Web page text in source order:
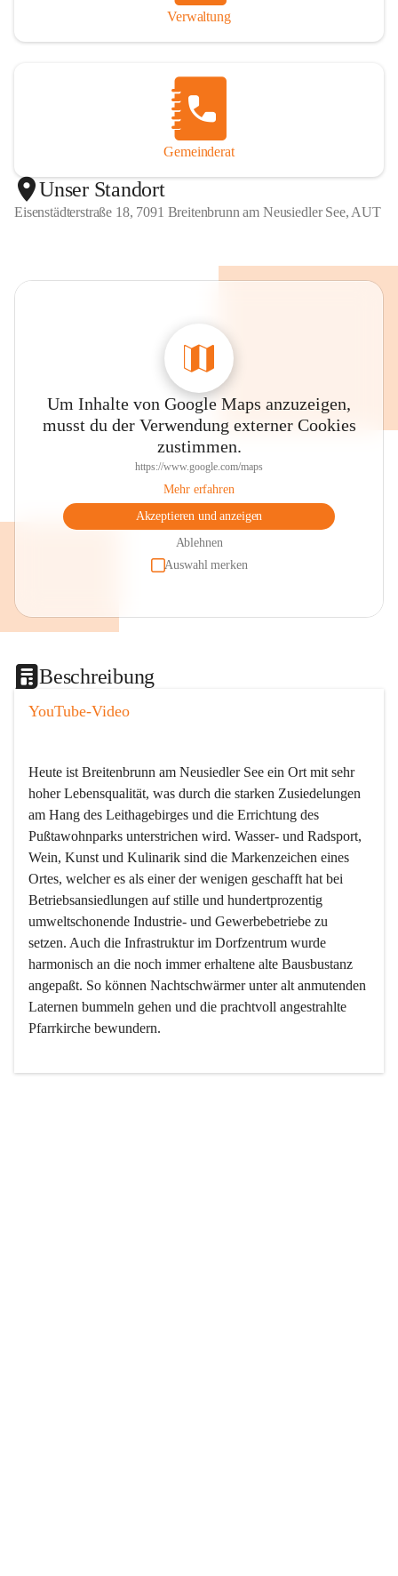
Verwaltung
Gemeinderat
Unser Standort
Eisenstädterstraße 18, 7091 Breitenbrunn am Neusiedler See, AUT
Um Inhalte von Google Maps anzuzeigen,
musst du der Verwendung externer Cookies
zustimmen.
https://www.google.com/maps
Mehr erfahren
Akzeptieren und anzeigen
Ablehnen
Auswahl merken
Beschreibung
YouTube-Video
Heute ist Breitenbrunn am Neusiedler See ein Ort mit sehr
hoher Lebensqualität, was durch die starken Zusiedelungen
am Hang des Leithagebirges und die Errichtung des
Pußtawohnparks unterstrichen wird. Wasser- und Radsport,
Wein, Kunst und Kulinarik sind die Markenzeichen eines
Ortes, welcher es als einer der wenigen geschafft hat bei
Betriebsansiedlungen auf stille und hundertprozentig
umweltschonende Industrie- und Gewerbebetriebe zu
setzen. Auch die Infrastruktur im Dorfzentrum wurde
harmonisch an die noch immer erhaltene alte Bausbustanz
angepaßt. So können Nachtschwärmer unter alt anmutenden
Laternen bummeln gehen und die prachtvoll angestrahlte
Pfarrkirche bewundern.
Der Weinbau dominert heute nicht mehr, ist aber integrativer